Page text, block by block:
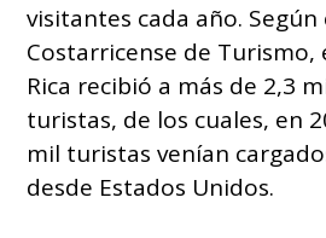
visitantes cada año.
Costarricense de Turismo,
Rica recibió a más de 2,3
turistas, de los cuales, en
mil turistas venían
desde Estados Unidos.